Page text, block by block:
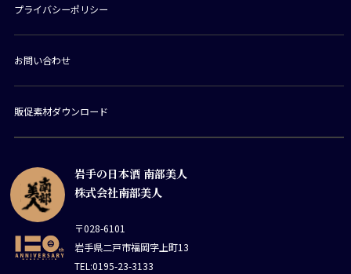
岩手の日本酒 南部美人
株式会社南部美人
〒028-6101
岩手県二戸市福岡字上町13
TEL:0195-23-3133
プライバシーポリシー
お問い合わせ
販促素材ダウンロード